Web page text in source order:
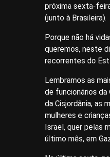
próxima sexta-
(junto à Brasileira).
Porque não há
queremos, neste
recorrentes do
Lembramos as
de funcionários da
da Cisjordânia, as
mulheres e
Israel, quer pelas
último mês, em